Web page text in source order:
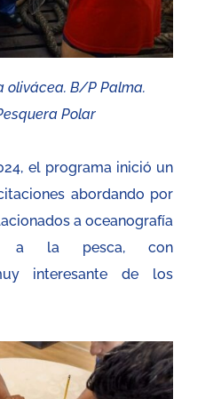
olivácea. B/P Palma.
Polar
el programa inició un
abordando por
a oceanografía
a la pesca, con
interesante de los